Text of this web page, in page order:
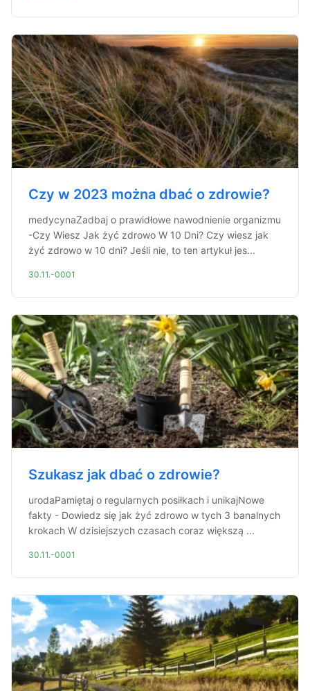
Czy w 2023 można dbać o zdrowie?
medycynaZadbaj o prawidłowe nawodnienie organizmu
-Czy Wiesz Jak żyć zdrowo W 10 Dni? Czy wiesz jak
żyć zdrowo w 10 dni? Jeśli nie, to ten artykuł jes...
30.11.-0001
Szukasz jak dbać o zdrowie?
urodaPamiętaj o regularnych posiłkach i unikajNowe
fakty - Dowiedz się jak żyć zdrowo w tych 3 banalnych
krokach W dzisiejszych czasach coraz większą ...
30.11.-0001